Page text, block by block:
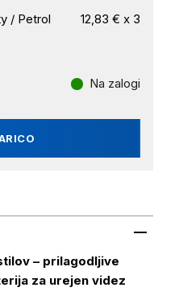
/ Petrol
12,83 € x 3
Na zalogi
– prilagodljive
za urejen videz